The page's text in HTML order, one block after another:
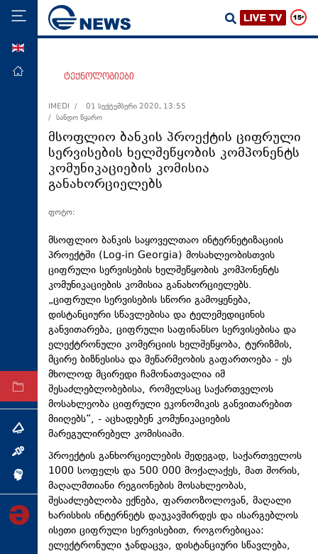
მთავარი
ეკონომიკა
მსოფლიო
ჯანდაცვა
საზოგადოება
სამართალი
თავდაცვა
რეგიონი
კულტურა
სპორტი
ტექნოლოგიები
ტაბლოიდი
არქივი
თემა
ინტერვიუ
ინქვიზიცია
ტექნოლოგიები
IMEDI /
01 სექტემბერი 2020, 13:55
/ სანდო წყარო
მსოფლიო ბანკის პროექტის ციფრული
სერვისების ხელშეწყობის კომპონენტს
კომუნიკაციების კომისია
განახორციელებს
ფოტო:
მსოფლიო ბანკის საყოველთაო ინტერნეტიზაციის
პროექტში (Log-in Georgia) მოსახლეობისთვის
ციფრული სერვისების ხელშეწყობის კომპონენტს
კომუნიკაციების კომისია განახორციელებს.
„ციფრული სერვისების სწორი გამოყენება,
დისტანციური სწავლებისა და ტელემედიცინის
განვითარება, ციფრული საფინანსო სერვისებისა და
ელექტრონული კომერციის ხელშეწყობა, ტურიზმის,
მცირე ბიზნესისა და მეწარმეობის გაფართოება - ეს
მხოლოდ მცირედი ჩამონათვალია იმ
შესაძლებლობებისა, რომელსაც საქართველოს
მოსახლეობა ციფრული ეკონომიკის განვითარებით
მიიღებს“, - აცხადებენ კომუნიკაციების
მარეგულირებელ კომისიაში.
პროექტის განხორციელების შედეგად, საქართველოს
1000 სოფელს და 500 000 მოქალაქეს, მათ შორის,
მაღალმთიანი რეგიონების მოსახლეობას,
შესაძლებლობა ექნება, ფართოზოლოვან, მაღალი
ხარისხის ინტერნეტს დაუკავშირდეს და ისარგებლოს
ისეთი ციფრული სერვისებით, როგორებიცაა:
ელექტრონული ჯანდაცვა, დისტანციური სწავლება,